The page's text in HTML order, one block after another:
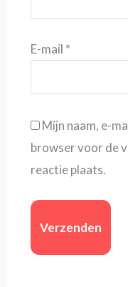
E-mail *
Mijn naam, e-
browser voor de
reactie plaats.